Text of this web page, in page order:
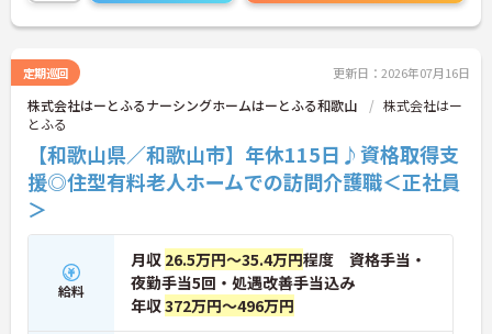
者研修や実務者研修の方も食事介助や入浴介助など
の生活を支えるケアに専念できる環境です。多職種
連携の体制がしっかりと整っています。働き方の面
では、夜勤明けの翌日が原則として公休となるほ
か、月平均の残業時間も5時間から7時間程度とかな
り少なめです。常勤スタッフの比率が90パーセント
を超えているため急な勤務変更が発生しにくく、あ
らかじめ決められた訪問予定表に沿って規則正しく
働けます。入職後は現場スタッフによるお一人おひ
専門性を着実に深めていける環境が用意されていま
す。
★おすすめPOINT★
定期巡回 更新日：2026年07月16日
株式会社はーとふるナーシングホームはーとふる和歌山
株式会社はー
とふる
【和歌山県／和歌山市】年休115日♪資格取得支
援◎住型有料老人ホームでの訪問介護職＜正社員
＞
給料
月収 26.5万円～35.4万円程度 資格手当・
夜勤手当5回・処遇改善手当込み
年収372万円～496万円